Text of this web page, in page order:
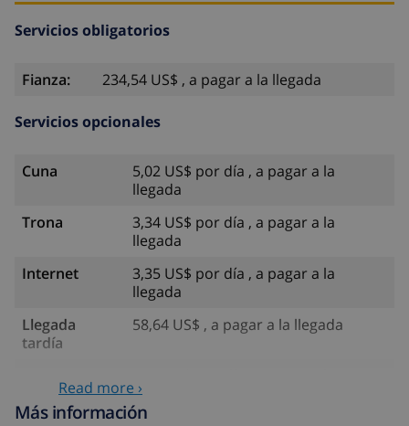
Servicios obligatorios
Fianza: 234,54 US$ , a pagar a la llegada
Servicios opcionales
Cuna
5,02 US$ por día , a pagar a la
llegada
Trona
3,34 US$ por día , a pagar a la
llegada
Internet
3,35 US$ por día , a pagar a la
llegada
Llegada
tardía
58,64 US$ , a pagar a la llegada
llegada
Read more ›
Más información